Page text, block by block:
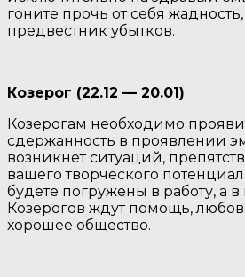
гоните прочь от себя жадность,
предвестник убытков.
Козерог (22.12 — 20.01)
Козерогам необходимо
сдержанность в проявлении
возникнет ситуаций,
вашего творческого
будете погружены в работу, а
Козерогов ждут помощь,
хорошее общество.